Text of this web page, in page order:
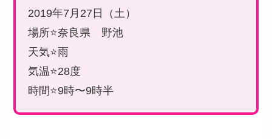
2019年7月27日（土）
場所⭐️奈良県 野池
天気⭐️雨
気温⭐️28度
時間⭐️9時〜9時半